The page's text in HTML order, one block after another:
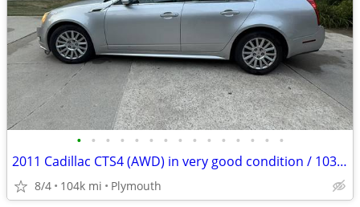
• • • • • • • • • • • • • • •
2011 Cadillac CTS4 (AWD) in very good condition / 103k original miles
8/4 104k mi Plymouth